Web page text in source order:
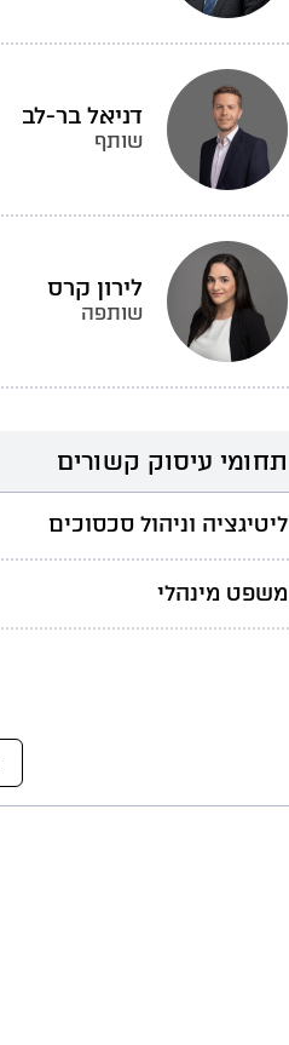
דניאל בר-לב
שותף
לירון קרס
שותפה
תחומי עיסוק קשורים
ליטיגציה וניהול סכסוכים
משפט מינהלי